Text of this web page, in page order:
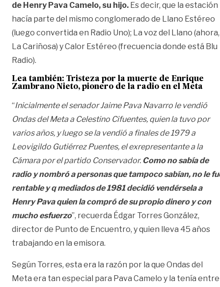
de Henry Pava Camelo, su hijo. Es decir, que la estación
hacía parte del mismo conglomerado de Llano Estéreo
(luego convertida en Radio Uno); La voz del Llano (ahora,
La Cariñosa) y Calor Estéreo (frecuencia donde está Blu
Radio).
Lea también: Tristeza por la muerte de Enrique
Zambrano Nieto, pionero de la radio en el Meta
“Inicialmente el senador Jaime Pava Navarro le vendió
Ondas del Meta a Celestino Cifuentes, quien la tuvo por
varios años, y luego se la vendió a finales de 1979 a
Leovigildo Gutiérrez Puentes, el exrepresentante a la
Cámara por el partido Conservador. Como no sabía de
radio y nombró a personas que tampoco sabían, no le
rentable y q mediados de 1981 decidió vendérsela a
Henry Pava quien la compró de su propio dinero y con
mucho esfuerzo”, recuerda Édgar Torres González,
director de Punto de Encuentro, y quien lleva 45 años
trabajando en la emisora.
Según Torres, esta era la razón por la que Ondas del
Meta era tan especial para Pava Camelo y la tenía entre